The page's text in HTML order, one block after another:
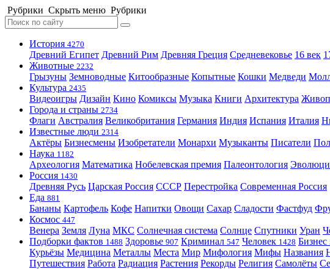
Рубрики Скрыть меню Рубрики
История 4270
Древний Египет Древний Рим Древняя Греция Средневековье 16 век
Животные 2232
Грызуны Земноводные Китообразные Копытные Кошки Медведи
Культура 2435
Видеоигры Дизайн Кино Комиксы Музыка Книги Архитектура
Города и страны 2734
Флаги Австралия Великобритания Германия Индия Испания Италия
Известные люди 2314
Актёры Бизнесмены Изобретатели Монархи Музыканты Писатели
Наука 1182
Археология Математика Нобелевская премия Палеонтология
Россия 1430
Древняя Русь Царская Россия СССР Перестройка Современная Россия
Еда 881
Бананы Картофель Кофе Напитки Овощи Сахар Сладости Фастфуд
Космос 447
Венера Земля Луна МКС Солнечная система Солнце Спутники Уран
Подборки фактов 1488 Здоровье 907 Криминал 547 Человек 1428 Бизнес
Курьёзы Медицина Металлы Места Мир Мифология Мифы Названия
Путешествия Работа Радиация Растения Рекорды Религия Самолёты